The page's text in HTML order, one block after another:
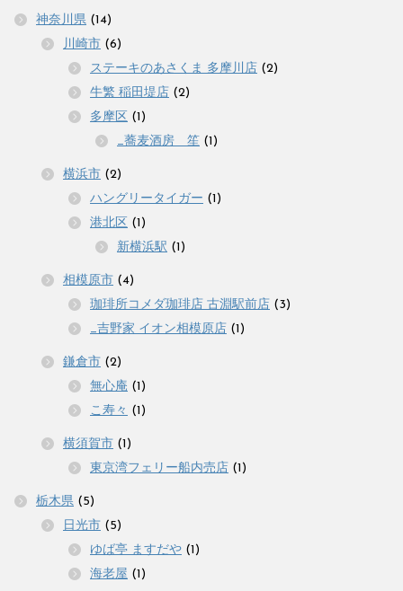
神奈川県 (14)
川崎市 (6)
ステーキのあさくま 多摩川店 (2)
牛繁 稲田堤店 (2)
多摩区 (1)
_蕎麦酒房 笙 (1)
横浜市 (2)
ハングリータイガー (1)
港北区 (1)
新横浜駅 (1)
相模原市 (4)
珈琲所コメダ珈琲店 古淵駅前店 (3)
_吉野家 イオン相模原店 (1)
鎌倉市 (2)
無心庵 (1)
こ寿々 (1)
横須賀市 (1)
東京湾フェリー船内売店 (1)
栃木県 (5)
日光市 (5)
ゆば亭 ますだや (1)
海老屋 (1)